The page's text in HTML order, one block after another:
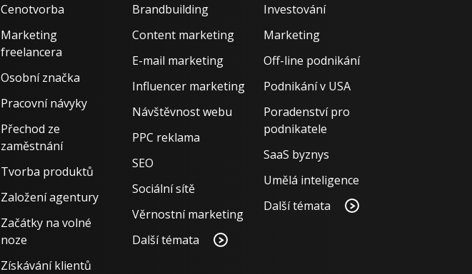
Cenotvorba
Marketing
freelancera
Osobní značka
Pracovní návyky
Přechod ze
zaměstnání
Tvorba produktů
Založení agentury
Začátky na volné
noze
Získávání klientů
Brandbuilding
Content marketing
E-mail marketing
Influencer marketing
Návštěvnost webu
PPC reklama
SEO
Sociální sítě
Věrnostní marketing
Další témata
Investování
Marketing
Off-line podnikání
Podnikání v USA
Poradenství pro
podnikatele
SaaS byznys
Umělá inteligence
Další témata